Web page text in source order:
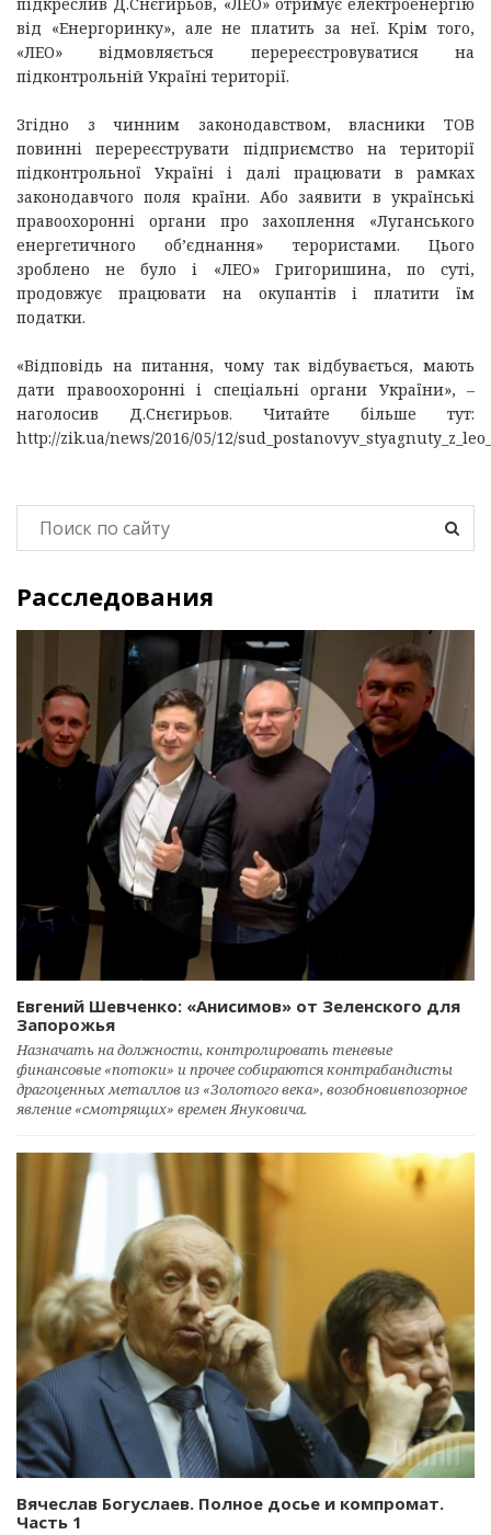
від «Енергоринку», але не платить за неї. Крім того,
«ЛЕО» відмовляється перереєстровуватися на
підконтрольній Україні території.
Згідно з чинним законодавством, власники ТОВ
повинні перереєструвати підприємство на території
підконтрольної Україні і далі працювати в рамках
законодавчого поля країни. Або заявити в українські
правоохоронні органи про захоплення «Луганського
енергетичного об’єднання» терористами. Цього
зроблено не було і «ЛЕО» Григоришина, по суті,
продовжує працювати на окупантів і платити їм
податки.
«Відповідь на питання, чому так відбувається, мають
дати правоохоронні і спеціальні органи України», –
наголосив Д.Снєгирьов. Читайте більше тут:
http://zik.ua/news/2016/05/12/
Расследования
Евгений Шевченко: «Анисимов» от Зеленского для
Запорожья
Назначать на должности, контролировать теневые
финансовые «потоки» и прочее собираются контрабандисты
драгоценных металлов из «Золотого века», возобновивпозорное
явление «смотрящих» времен Януковича.
Вячеслав Богуслаев. Полное досье и компромат.
Часть 1